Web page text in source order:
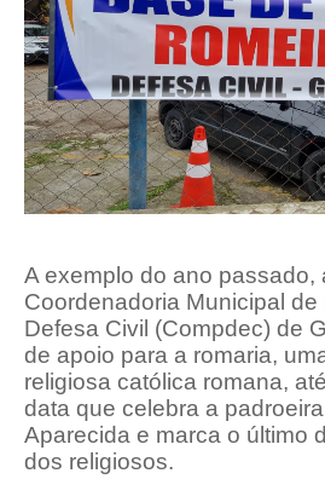
A exemplo do ano passado,
Coordenadoria Municipal de
Defesa Civil (Compdec) de
de apoio para a romaria,
religiosa católica romana,
data que celebra a
Aparecida e marca o último
dos religiosos.